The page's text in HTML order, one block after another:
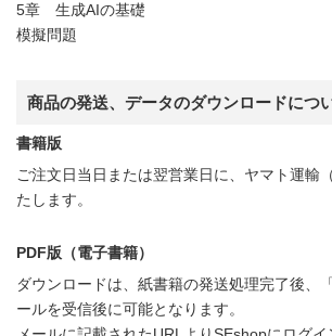
5章 生成AIの基礎
模擬問題
商品の発送、データのダウンロードにつ
書籍版
ご注文日当日または翌営業日に、ヤマト運輸
たします。
PDF版（電子書籍）
ダウンロードは、紙書籍の発送処理完了後、
ールを受信後に可能となります。